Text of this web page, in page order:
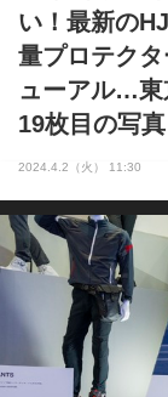
い！最新の
量プロテク
ューアル…東
19枚目の写
2024.4.2（火） 11:30